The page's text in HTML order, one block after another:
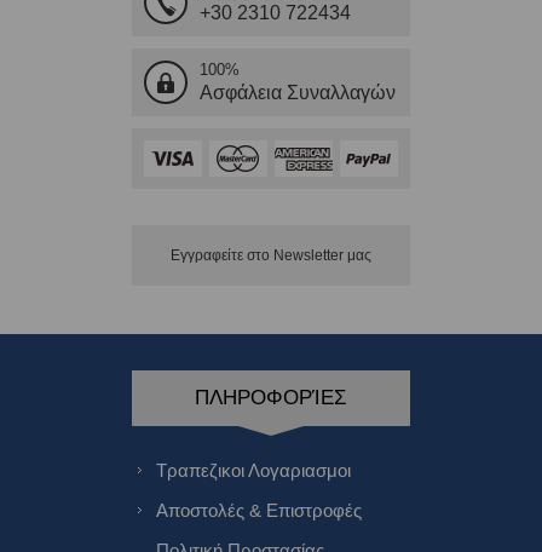
+30 2310 722434
100%
Ασφάλεια Συναλλαγών
Εγγραφείτε στο Νewsletter μας
ΠΛΗΡΟΦΟΡΊΕΣ
Τραπεζικοι Λογαριασμοι
Αποστολές & Επιστροφές